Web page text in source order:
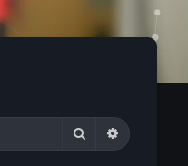
Rechercher